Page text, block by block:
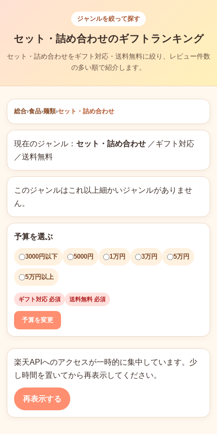
ジャンルを絞って探す
セット・詰め合わせのギフトランキング
セット・詰め合わせをギフト対応・送料無料に絞り、レビュー件数
の多い順で紹介します。
総合›食品›麺類›セット・詰め合わせ
現在のジャンル： セット・詰め合わせ ／ギフト対応
／送料無料
このジャンルはこれ以上細かいジャンルがありませ
ん。
予算を選ぶ
3000円以下 5000円 1万円 3万円 5万円
5万円以上
ギフト対応 必須 送料無料 必須
予算を変更
楽天APIへのアクセスが一時的に集中しています。少
し時間を置いてから再表示してください。
再表示する